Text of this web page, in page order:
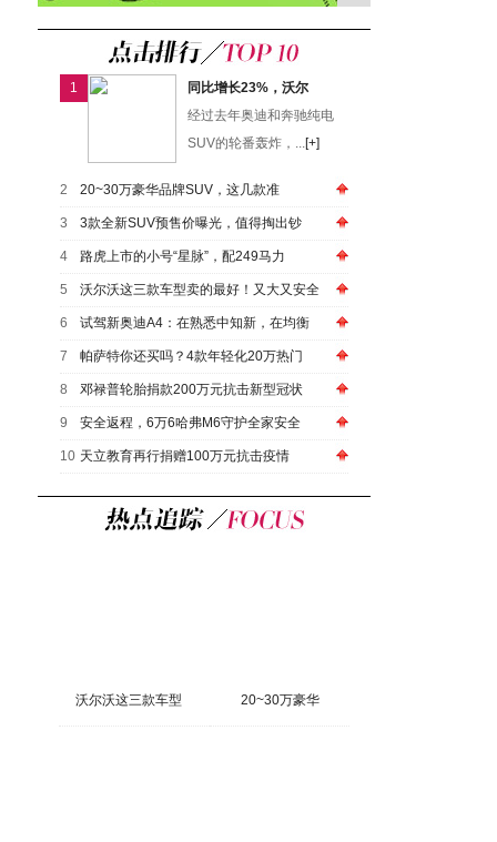
1
同比增长23%，沃尔
经过去年奥迪和奔驰纯电
SUV的轮番轰炸，...[+]
2 20~30万豪华品牌SUV，这几款准
3 3款全新SUV预售价曝光，值得掏出钞
4 路虎上市的小号“星脉”，配249马力
5 沃尔沃这三款车型卖的最好！又大又安全
6 试驾新奥迪A4：在熟悉中知新，在均衡
7 帕萨特你还买吗？4款年轻化20万热门
8 邓禄普轮胎捐款200万元抗击新型冠状
9 安全返程，6万6哈弗M6守护全家安全
10 天立教育再行捐赠100万元抗击疫情
沃尔沃这三款车型 20~30万豪华